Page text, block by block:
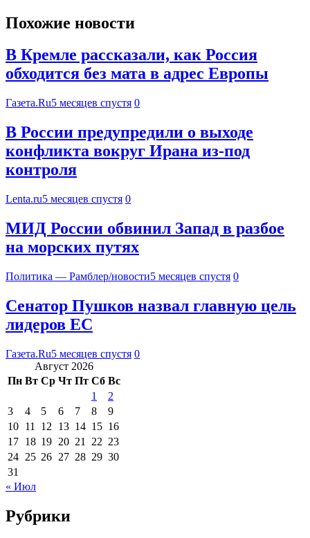
Похожие новости
В Кремле рассказали, как Россия
обходится без мата в адрес Европы
Газета.Ru5 месяцев спустя 0
В России предупредили о выходе
конфликта вокруг Ирана из-под
контроля
Lenta.ru5 месяцев спустя 0
МИД России обвинил Запад в разбое
на морских путях
Политика — Рамблер/новости5 месяцев спустя 0
Сенатор Пушков назвал главную цель
лидеров ЕС
Газета.Ru5 месяцев спустя 0
Август 2026
Пн Вт Ср Чт Пт Сб Вс
1
2
3
4 5 6 7 8
9
10 11 12 13 14 15 16
17 18 19 20 21 22 23
24 25 26 27 28 29 30
31
« Июл
Рубрики